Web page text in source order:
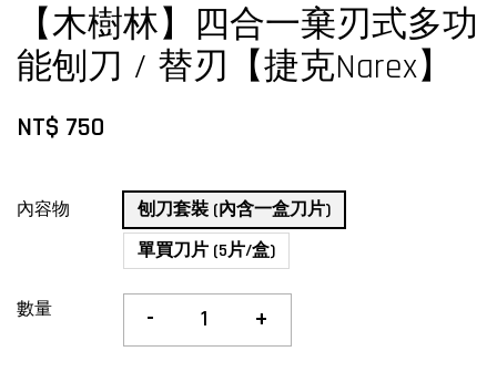
【木樹林】四合一棄刃式多功
能刨刀 / 替刃【捷克Narex】
NT$ 750
內容物
刨刀套裝 (內含一盒刀片)
單買刀片 (5片/盒)
數量 - +